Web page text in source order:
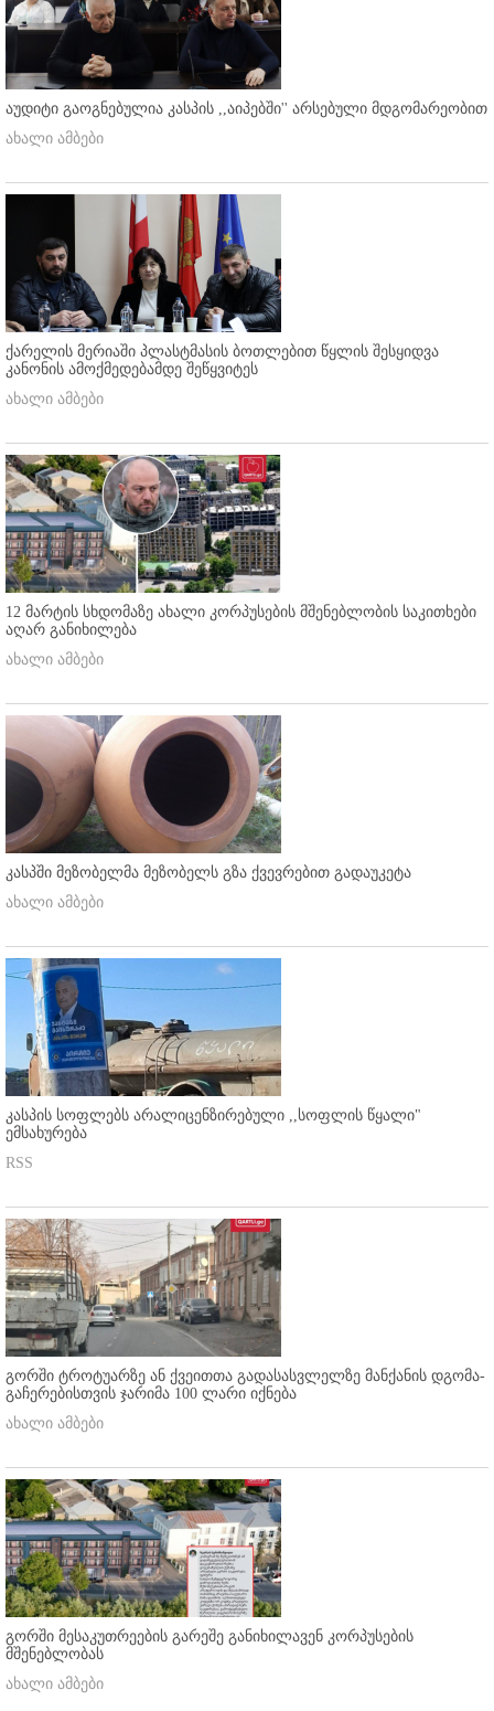
აუდიტი გაოგნებულია კასპის ,,აიპებში'' არსებული მდგომარეობით
ახალი ამბები
ქარელის მერიაში პლასტმასის ბოთლებით წყლის შესყიდვა
კანონის ამოქმედებამდე შეწყვიტეს
ახალი ამბები
12 მარტის სხდომაზე ახალი კორპუსების მშენებლობის საკითხები
აღარ განიხილება
ახალი ამბები
კასპში მეზობელმა მეზობელს გზა ქვევრებით გადაუკეტა
ახალი ამბები
კასპის სოფლებს არალიცენზირებული ,,სოფლის წყალი"
ემსახურება
RSS
გორში ტროტუარზე ან ქვეითთა გადასასვლელზე მანქანის დგომა-
გაჩერებისთვის ჯარიმა 100 ლარი იქნება
ახალი ამბები
გორში მესაკუთრეების გარეშე განიხილავენ კორპუსების
მშენებლობას
ახალი ამბები